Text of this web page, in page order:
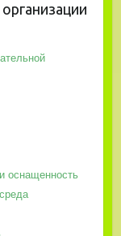
оснащенность